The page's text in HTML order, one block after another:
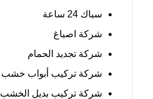
سباك 24 ساعة
شركة اصباغ
شركة تجديد الحمام
شركة تركيب أبواب خشب
شركة تركيب بديل الخشب